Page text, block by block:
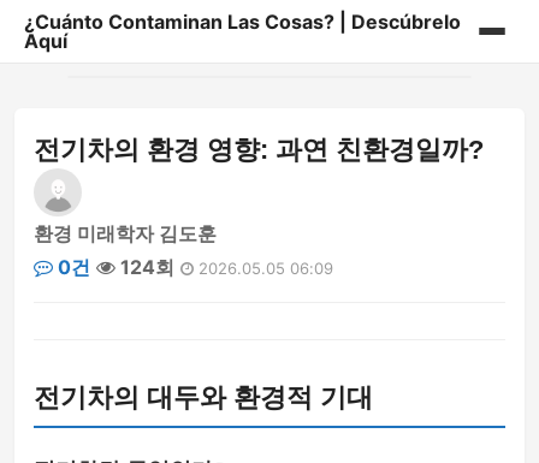
¿Cuánto Contaminan Las Cosas? | Descúbrelo
Aquí
게시판
전기차의 환경 영향: 과연 친환경일까?
환경 미래학자 김도훈
0건
124회 2026.05.05 06:09
전기차의 대두와 환경적 기대